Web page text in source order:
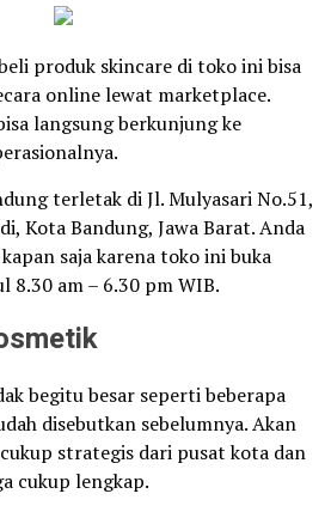
produk skincare di toko ini bisa
online lewat marketplace.
langsung berkunjung ke
terletak di Jl. Mulyasari No.51,
Kota Bandung, Jawa Barat. Anda
saja karena toko ini buka
8.30 am – 6.30 pm WIB.
begitu besar seperti beberapa
disebutkan sebelumnya. Akan
strategis dari pusat kota dan
cukup lengkap.